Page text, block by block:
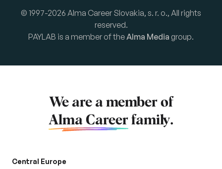
© 1997-2026 Alma Career Slovakia, s. r. o., All rights
reserved.
PAYLAB is a member of theAlma Media group.
We are a member of
Alma Career family.
Central Europe